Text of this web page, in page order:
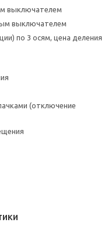
выключателем
выключателем
по 3 осям, цена деления
(отключение